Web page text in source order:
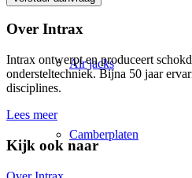
Air jacks
Camberplaten
Over Intrax
Intrax ontwerpt en produceert
ondersteltechniek. Bijna 50 jaar
disciplines.
Lees meer
Kijk ook naar